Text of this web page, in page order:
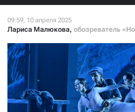
Лариса Малюкова, обозреватель
Нажимая кнопку «Стать соучастником»,
я принимаю
и подтверждаю
СТАТЬ
ПОДЕЛИТЬСЯ С
Если у вас есть вопросы, пишите